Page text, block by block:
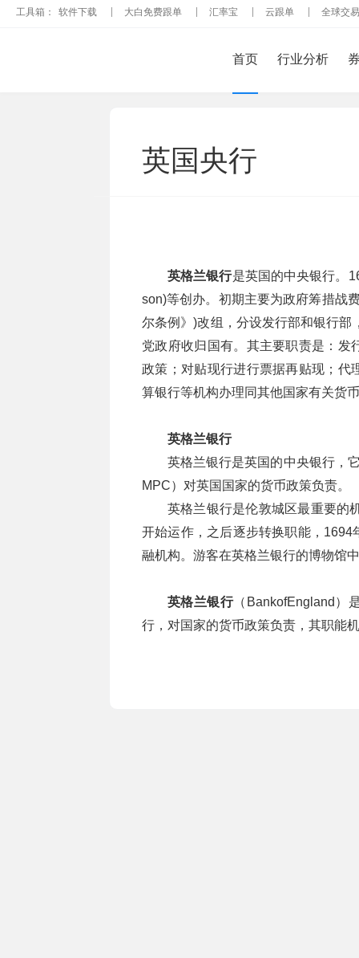
工具箱： 软件下载 大白免费跟单 汇率宝 云跟单 全球交
首页 行业分析
英国央行
英格兰银行是英国的中央银行。
son)等创办。初期主要为政府筹措战
尔条例》)改组，分设发行部和银行
党政府收归国有。其主要职责是：发
政策；对贴现行进行票据再贴现；代
算银行等机构办理同其他国家有关货
英格兰银行
英格兰银行是英国的中央银行，
MPC）对英国国家的货币政策负责。
英格兰银行是伦敦城区最重要的
开始运作，之后逐步转换职能，
融机构。游客在英格兰银行的博物馆
英格兰银行（BankofEngland）
行，对国家的货币政策负责，其职能